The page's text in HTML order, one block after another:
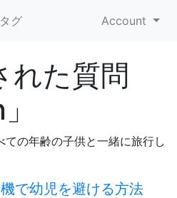
タグ Account
れた質問
の年齢の子供と一緒に旅行し
で幼児を避ける方法